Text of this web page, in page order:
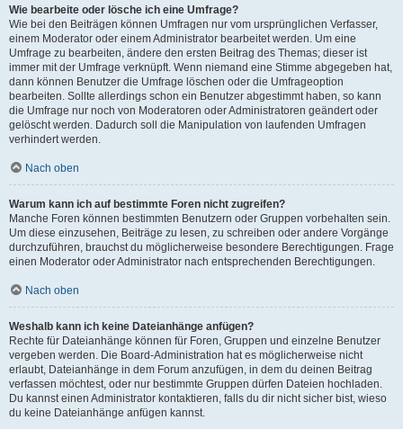
Wie bearbeite oder lösche ich eine Umfrage?
Wie bei den Beiträgen können Umfragen nur vom ursprünglichen Verfasser,
einem Moderator oder einem Administrator bearbeitet werden. Um eine
Umfrage zu bearbeiten, ändere den ersten Beitrag des Themas; dieser ist
immer mit der Umfrage verknüpft. Wenn niemand eine Stimme abgegeben hat,
dann können Benutzer die Umfrage löschen oder die Umfrageoption
bearbeiten. Sollte allerdings schon ein Benutzer abgestimmt haben, so kann
die Umfrage nur noch von Moderatoren oder Administratoren geändert oder
gelöscht werden. Dadurch soll die Manipulation von laufenden Umfragen
verhindert werden.
Nach oben
Warum kann ich auf bestimmte Foren nicht zugreifen?
Manche Foren können bestimmten Benutzern oder Gruppen vorbehalten sein.
Um diese einzusehen, Beiträge zu lesen, zu schreiben oder andere Vorgänge
durchzuführen, brauchst du möglicherweise besondere Berechtigungen. Frage
einen Moderator oder Administrator nach entsprechenden Berechtigungen.
Nach oben
Weshalb kann ich keine Dateianhänge anfügen?
Rechte für Dateianhänge können für Foren, Gruppen und einzelne Benutzer
vergeben werden. Die Board-Administration hat es möglicherweise nicht
erlaubt, Dateianhänge in dem Forum anzufügen, in dem du deinen Beitrag
verfassen möchtest, oder nur bestimmte Gruppen dürfen Dateien hochladen.
Du kannst einen Administrator kontaktieren, falls du dir nicht sicher bist, wieso
du keine Dateianhänge anfügen kannst.